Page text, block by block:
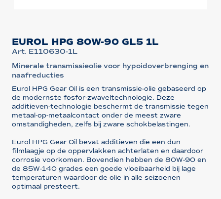
EUROL HPG 80W-90 GL5 1L
Art. E110630-1L
Minerale transmissieolie voor hypoidoverbrenging en
naafreducties
Eurol HPG Gear Oil is een transmissie-olie gebaseerd op
de modernste fosfor-zwaveltechnologie. Deze
additieven-technologie beschermt de transmissie tegen
metaal-op-metaalcontact onder de meest zware
omstandigheden, zelfs bij zware schokbelastingen.
Eurol HPG Gear Oil bevat additieven die een dun
filmlaagje op de oppervlakken achterlaten en daardoor
corrosie voorkomen. Bovendien hebben de 80W-90 en
de 85W-140 grades een goede vloeibaarheid bij lage
temperaturen waardoor de olie in alle seizoenen
optimaal presteert.